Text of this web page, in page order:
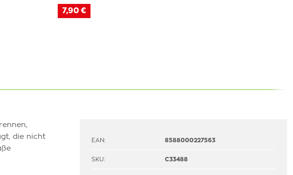
7,90 €
die nicht
EAN: 8588000227563
SKU: C33488